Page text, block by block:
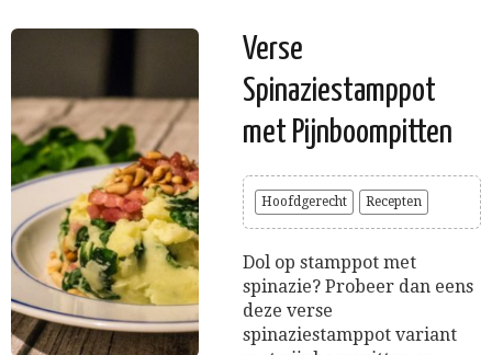
Verse
Spinaziestamppot
met Pijnboompitten
Hoofdgerecht Recepten
Dol op stamppot met
spinazie? Probeer dan eens
deze verse
spinaziestamppot variant